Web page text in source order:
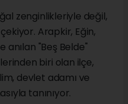
zenginlikleriyle değil,
Arapkir, Eğin,
anılan "Beş Belde"
biri olan ilçe,
devlet adamı ve
tanınıyor.